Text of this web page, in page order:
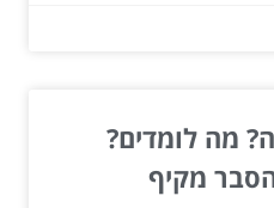
מה לומדים?
מקיף